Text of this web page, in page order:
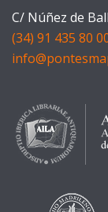
C/ Núñez de
(34) 91 435 80